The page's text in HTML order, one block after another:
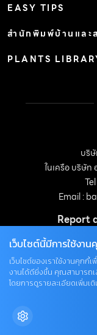
EASY TIPS
สำนักพิมพ์บ้านและ
PLANTS
บริ
ในเครือ บริษัท
Email :
Report
(จันท
เว็บไซต์นี้มีการใช้งาน
เว็บไซต์ของเราใช้งานคุกกี้
งานได้ดียิ่งขึ้น คุณสามารถ
โดยการดูรายละเอียดเพิ่มเ